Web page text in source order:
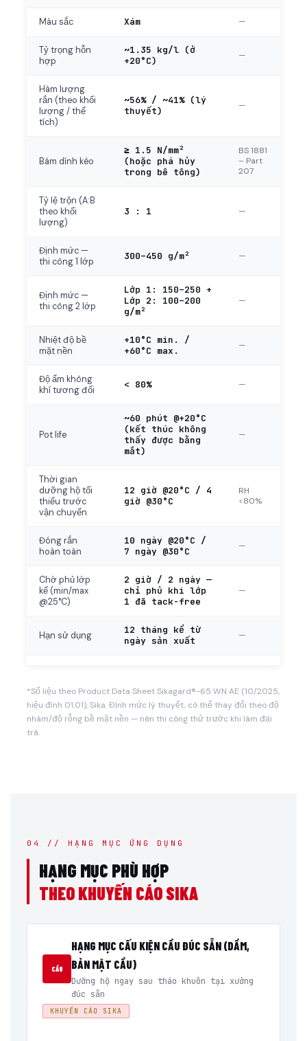
Màu sắc Xám —
Tỷ trọng hỗn
hợp
~1.35 kg/l (ở
+20°C)
—
Hàm lượng
rắn (theo khối
lượng / thể
tích)
~56% / ~41% (lý
thuyết)
—
Bám dính kéo
≥ 1.5 N/mm²
(hoặc phá hủy
trong bê tông)
BS 1881
– Part
207
Tỷ lệ trộn (A:B
theo khối
lượng)
3 : 1 —
Định mức —
thi công 1 lớp
300–450 g/m² —
Định mức —
thi công 2 lớp
Lớp 1: 150–250 +
Lớp 2: 100–200
g/m²
—
Nhiệt độ bề
mặt nền
+10°C min. /
+60°C max.
—
Độ ẩm không
khí tương đối
< 80% —
Pot life
~60 phút @+20°C
(kết thúc không
thấy được bằng
mắt)
—
Thời gian
dưỡng hộ tối
thiểu trước
vận chuyển
12 giờ @20°C / 4
giờ @30°C
RH
<80%
Đóng rắn
hoàn toàn
10 ngày @20°C /
7 ngày @30°C
—
Chờ phủ lớp
kế (min/max
@25°C)
2 giờ / 2 ngày —
chỉ phủ khi lớp
1 đã tack-free
—
Hạn sử dụng
12 tháng kể từ
ngày sản xuất
—
*Số liệu theo Product Data Sheet Sikagard®-65 WN AE (10/2025,
hiệu đính 01.01), Sika. Định mức lý thuyết, có thể thay đổi theo độ
nhám/độ rỗng bề mặt nền — nên thi công thử trước khi làm đại
trà.
04 // HẠNG MỤC ỨNG DỤNG
HẠNG MỤC PHÙ HỢP
THEO KHUYẾN CÁO SIKA
CẦU
HẠNG MỤC CẤU KIỆN CẦU ĐÚC SẴN (DẦM,
BẢN MẶT CẦU)
Dưỡng hộ ngay sau tháo khuôn tại xưởng
đúc sẵn
KHUYẾN CÁO SIKA